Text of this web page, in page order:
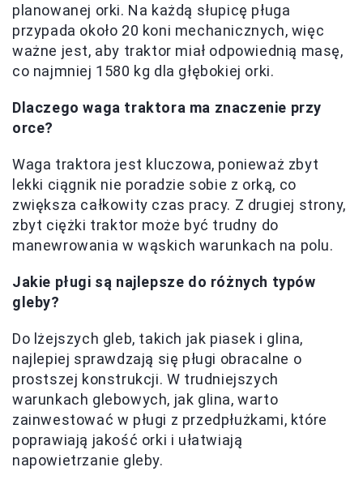
planowanej orki. Na każdą słupicę pługa
przypada około 20 koni mechanicznych, więc
ważne jest, aby traktor miał odpowiednią masę,
co najmniej 1580 kg dla głębokiej orki.
Dlaczego waga traktora ma znaczenie przy
orce?
Waga traktora jest kluczowa, ponieważ zbyt
lekki ciągnik nie poradzie sobie z orką, co
zwiększa całkowity czas pracy. Z drugiej strony,
zbyt ciężki traktor może być trudny do
manewrowania w wąskich warunkach na polu.
Jakie pługi są najlepsze do różnych typów
gleby?
Do lżejszych gleb, takich jak piasek i glina,
najlepiej sprawdzają się pługi obracalne o
prostszej konstrukcji. W trudniejszych
warunkach glebowych, jak glina, warto
zainwestować w pługi z przedpłużkami, które
poprawiają jakość orki i ułatwiają
napowietrzanie gleby.